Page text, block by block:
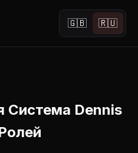
🇬🇧 🇷🇺
Система Dennis